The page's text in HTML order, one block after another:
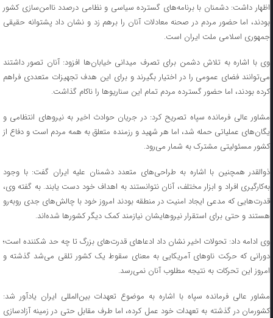
اظهار داشت: دشمنان با برنامه‌های گسترده سیاسی و نظامی درصدد ناامن‌سازی کشور
بودند، اما حضور مردم در صحنه معادلات آنان را برهم زد و نشان داد پشتوانه حقیقی
جمهوری اسلامی ملت ایران است.
وی با اشاره به تلاش دشمن برای تصرف میدانی خیابان‌ها افزود: آنان تصور داشتند
می‌توانند فضای عمومی را در اختیار بگیرند و برای این هدف تجهیزات متعددی فراهم
کرده بودند، اما حضور گسترده مردم تمام این سناریوها را ناکام گذاشت.
مشاور عالی فرمانده سپاه تصریح کرد: در جریان حوادث اخیر به نیروهای انتظامی و
یگان‌های عملیاتی حمله شد، اما هر شهید و رزمنده متعلق به همه مردم است و دفاع از
کشور مسئولیتی مشترک به شمار می‌رود.
ذوالقدر همچنین با اشاره به طراحی‌های متعدد دشمنان علیه ایران گفت: با وجود
به‌کارگیری افراد و ابزار مختلف، آنان نتوانستند به اهداف خود دست یابند. به گفته وی،
قدرت‌هایی که مدعی ایجاد امنیت در منطقه بودند امروز خود با چالش‌های جدی روبه‌رو
هستند و حتی برای استقرار نیروهایشان نیازمند کمک دیگر کشورها شده‌اند.
وی ادامه داد: تحولات اخیر نشان داد ادعاهای قدرت‌های بزرگ تا چه حد شکننده است؛
دورانی که حرکت ناوهای آمریکایی به معنای سقوط یک کشور تلقی می‌شد گذشته و
امروز این تحرکات به نتیجه مطلوب آنان نمی‌رسد.
مشاور عالی فرمانده سپاه با اشاره به موضوع تعهدات بین‌المللی ایران یادآور شد:
کشورمان در گذشته به تعهدات خود عمل کرده، اما طرف مقابل حتی در زمینه آزادسازی